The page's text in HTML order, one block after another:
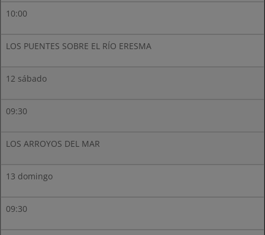
10:00
LOS PUENTES SOBRE EL RÍO ERESMA
12 sábado
09:30
LOS ARROYOS DEL MAR
13 domingo
09:30